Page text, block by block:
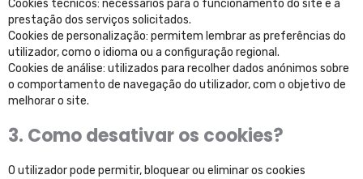
Cookies técnicos: necessários para o funcionamento do site e a
prestação dos serviços solicitados.
Cookies de personalização: permitem lembrar as preferências do
utilizador, como o idioma ou a configuração regional.
Cookies de análise: utilizados para recolher dados anónimos sobre
o comportamento de navegação do utilizador, com o objetivo de
melhorar o site.
3. Como desativar os cookies?
O utilizador pode permitir, bloquear ou eliminar os cookies